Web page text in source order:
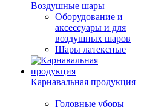
Воздушные шары
Оборудование и
аксессуары и для
воздушных шаров
Шары латексные
Карнавальная продукция
Головные уборы